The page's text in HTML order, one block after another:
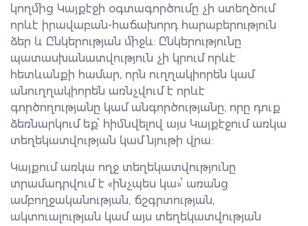
կողմից Կայքէջի օգտագործումը չի ստեղծում
որևէ իրավաբան-հաճախորդ հարաբերություն
ձեր և Ընկերության միջև: Ընկերությունը
պատասխանատվություն չի կրում որևէ
հետևանքի համար, որն ուղղակիորեն կամ
անուղղակիորեն առնչվում է որևէ
գործողությանը կամ անգործությանը, որը դուք
ձեռնարկում եք՝ հիմնվելով այս Կայքէջում առկա
տեղեկատվության կամ նյութի վրա:
Կայքում առկա ողջ տեղեկատվությունը
տրամադրվում է «ինչպես կա»՝ առանց
ամբողջականության, ճշգրտության,
ակտուալության կամ այս տեղեկատվության